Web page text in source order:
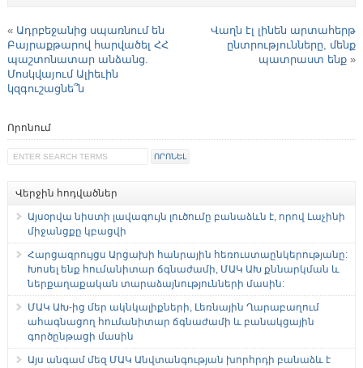
« Ադրբեջանից սպառնում են
Բայրաքթարով հարվածել ՀՀ
պաշտոնատար անձանց.
Մոսկվայում Ալիեւին
կզգուշացնե՞ն
Վաղն էլ լինեն արտահերթ
ընտրությունները, մենք
պատրաստ ենք »
Որոնում
Վերջին հոդվածներ
Այսօրվա նիստի լավագույն լուծումը բանաձևն է, որով Լաչինի
միջանցքը կբացվի
Հարցազրույցս Արցախի հանրային հեռուստաընկերությանը:
Խոսել ենք հումանիտար ճգնաժամի, ՄԱԿ ԱԽ քննարկման և
ներքաղաքական տարաձայնությունների մասին:
ՄԱԿ ԱԽ-ից մեր ակնկալիքների, Լեռնային Ղարաբաղում
ահագնացող հումանիտար ճգնաժամի և բանակցային
գործընթացի մասին
Այս անգամ մեզ ՄԱԿ Անվտանգության խորհրդի բանաձև է